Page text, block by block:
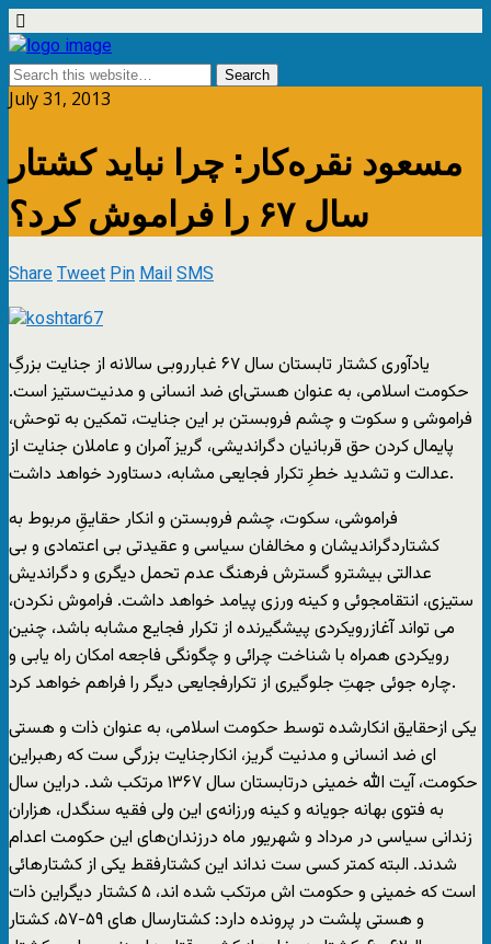
July 31, 2013
مسعود نقره‌کار: چرا نبايد کشتار
سال ۶۷ را فراموش کرد؟
ShareTweetPinMailSMS
يادآوری کشتار تابستان سال ۶۷ غبارروبی سالانه از جنايت بزرگِ
حکومت اسلامی، به عنوان هستی‌ای ضد انسانی و مدنيت‌ستيز است.
فراموشی و سکوت و چشم فروبستن بر اين جنايت، تمکين به توحش،
پايمال کردن حق قربانيان دگرانديشی، گريز آمران و عاملان جنايت از
عدالت و تشديد خطرِ تکرار فجايعی مشابه، دستاورد خواهد داشت.
فراموشی، سکوت، چشم فروبستن و انکار حقايقِ مربوط به
کشتاردگرانديشان و مخالفان سياسی و عقيدتی بی اعتمادی و بی
عدالتی بيشترو گسترش فرهنگ عدم تحمل ديگری و دگرانديش
ستيزی، انتقامجوئی و کينه ورزی پيامد خواهد داشت. فراموش نکردن،
می تواند آغازرويکردی پيشگيرنده از تکرار فجايع مشابه باشد، چنين
رويکردی همراه با شناخت چرائی و چگونگی فاجعه امکان راه يابی و
چاره جوئی جهتِ جلوگيری از تکرارفجايعی ديگر را فراهم خواهد کرد.
يکی ازحقايق انکارشده توسط حکومت اسلامی، به عنوان ذات و هستی
ای ضد انسانی و مدنيت گريز، انکارجنايت بزرگی ست که رهبراين
حکومت، آيت الله خمينی درتابستان سال ۱۳۶۷ مرتکب شد. دراين سال
به فتوی بهانه جويانه و کينه ورزانه‌ی اين ولی فقيه سنگدل، هزاران
زندانی سياسی در مرداد و شهريور ماه درزندان‌ها‌ی اين حکومت اعدام
شدند. البته کمتر کسی ست نداند اين کشتارفقط يکی از کشتارهائی
است که خمينی و حکومت ‌اش مرتکب شده اند، ۵ کشتار ديگراين ذات
و هستی پلشت در پرونده دارد: کشتارسال های ۵۹-۵۷، کشتار